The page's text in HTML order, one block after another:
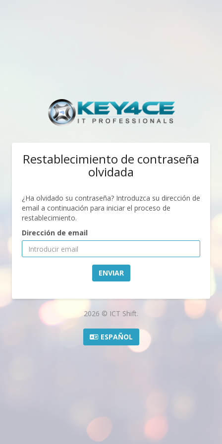
Restablecimiento de contraseña
olvidada
¿Ha olvidado su contraseña? Introduzca su dirección de
email a continuación para iniciar el proceso de
restablecimiento.
Dirección de email
ENVIAR
2026 © ICT Shift.
ESPAÑOL